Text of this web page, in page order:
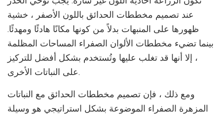
عند تصميم مخططات الحدائق باللون الأصفر ، خشية
ظهورها على المنبهات بدلاً من كونها مكانًا هادئًا ومهدئًا.
بينما تضيء مخططات الألوان الصفراء المساحات المظلمة
، إلا أنها قد تغلب عليها وتُستخدم بشكل أفضل للتركيز
على النباتات الأخرى.
ومع ذلك ، فإن تصميم مخططات الحدائق مع النباتات
المزهرة الصفراء الموضوعة بشكل استراتيجي هو وسيلة